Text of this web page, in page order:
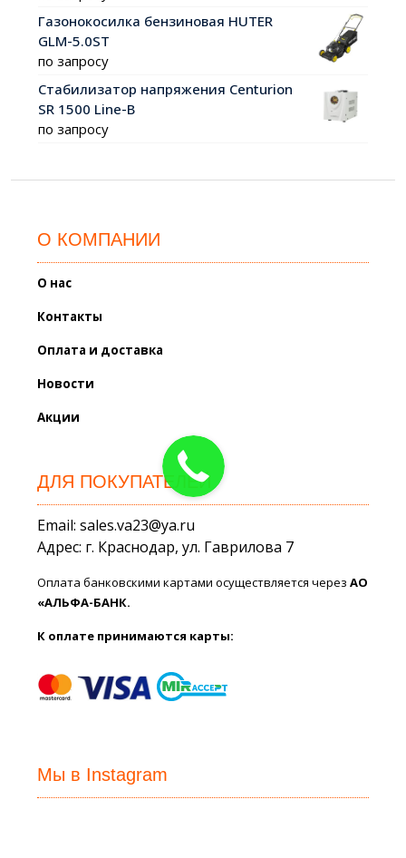
Газонокосилка бензиновая HUTER
GLM-5.0ST
по запросу
Стабилизатор напряжения Centurion
SR 1500 Line-B
по запросу
О КОМПАНИИ
О нас
Контакты
Оплата и доставка
Новости
Акции
ДЛЯ ПОКУПАТЕЛЕЙ
Email: sales.va23@ya.ru
Адрес: г. Краснодар, ул. Гаврилова 7
Оплата банковскими картами осуществляется черезАО
«АЛЬФА-БАНК.
К оплате принимаются карты:
Мы в Instagram